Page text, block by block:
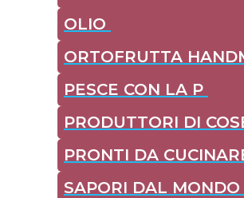
OLIO
ORTOFRUTTA
PESCE CON LA P
PRODUTTORI DI
PRONTI DA
SAPORI DAL MONDO